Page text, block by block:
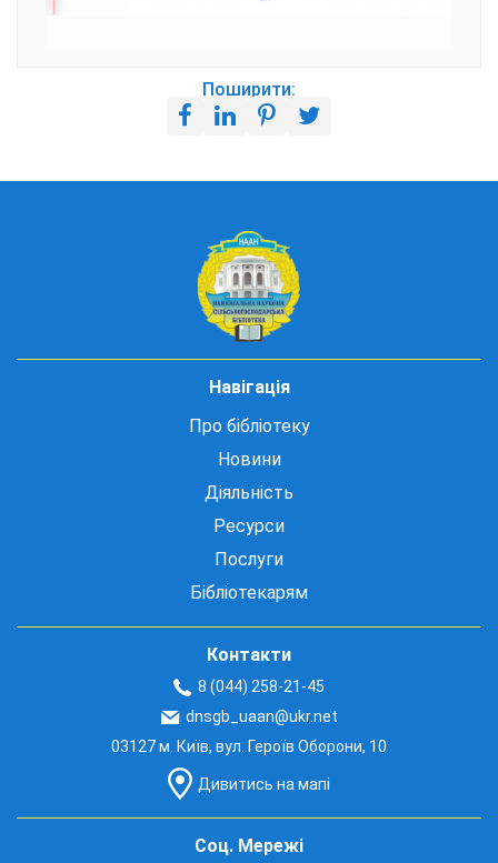
Поширити:
Навігація
Про бібліотеку
Новини
Діяльність
Ресурси
Послуги
Бібліотекарям
Контакти
8 (044) 258-21-45
dnsgb_uaan@ukr.net
03127 м. Київ, вул. Героїв Оборони, 10
Дивитись на мапі
Соц. Мережі